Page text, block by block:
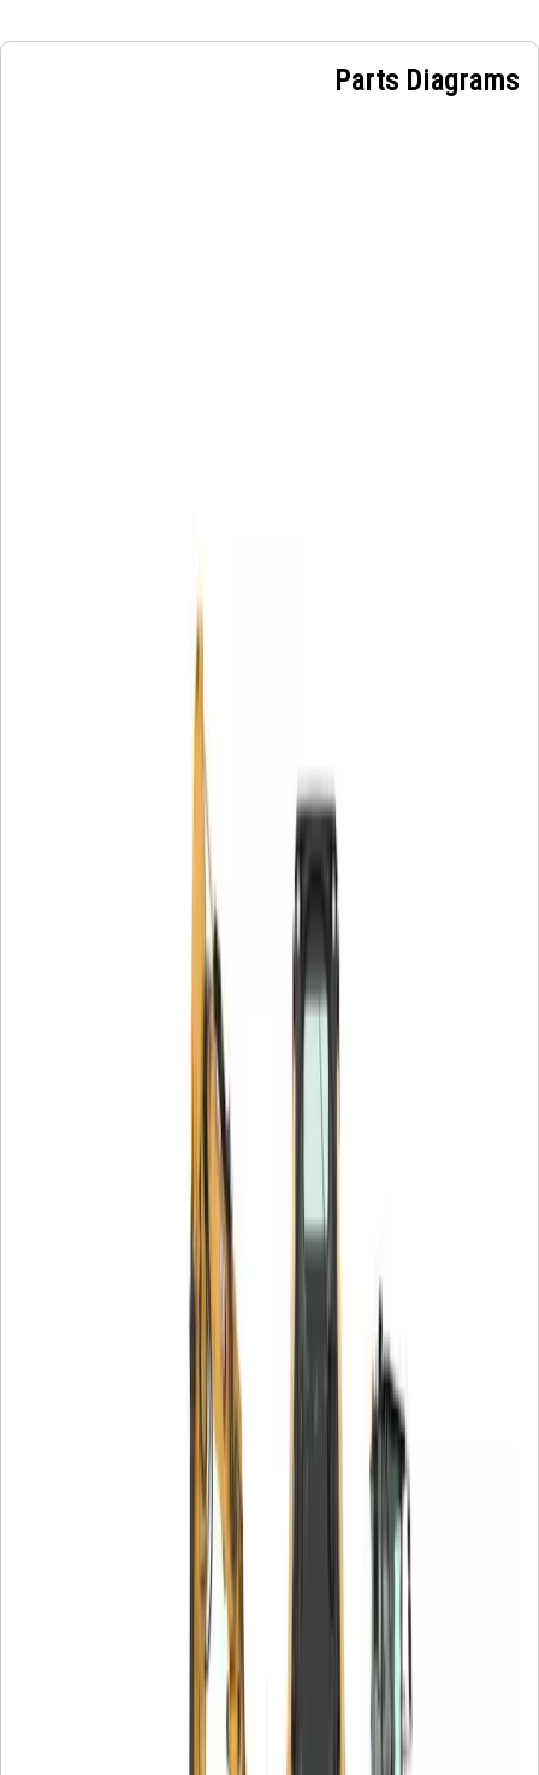
Parts Diagrams